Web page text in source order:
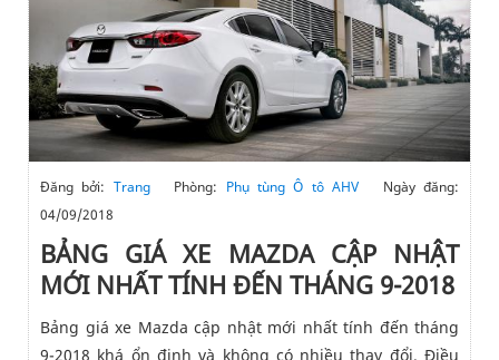
Đăng bởi: TrangPhòng: Phụ tùng Ô tô AHVNgày đăng:
04/09/2018
BẢNG GIÁ XE MAZDA CẬP NHẬT
MỚI NHẤT TÍNH ĐẾN THÁNG 9-2018
Bảng giá xe Mazda cập nhật mới nhất tính đến tháng
9-2018 khá ổn định và không có nhiều thay đổi. Điều